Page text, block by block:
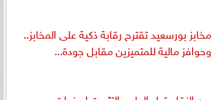
مخابز بورسعيد تقترح رقابة ذكية على المخابز..
وحوافز مالية للمتميزين مقابل جودة...